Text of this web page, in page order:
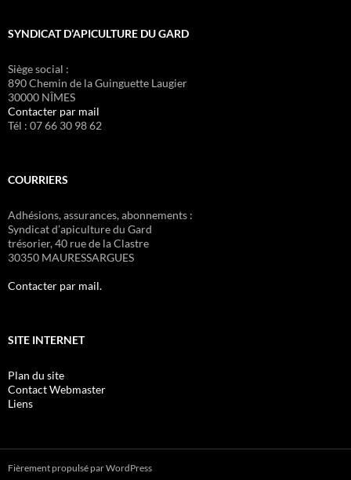
SYNDICAT D’APICULTURE DU GARD
Siège social :
890 Chemin de la Guinguette Laugier
30000 NÎMES
Contacter par mail
Tél : 07 66 30 98 62
COURRIERS
Adhésions, assurances, abonnements :
Syndicat d’apiculture du Gard
trésorier, 40 rue de la Clastre
30350 MAURESSARGUES
Contacter par mail.
SITE INTERNET
Plan du site
Contact Webmaster
Liens
Fièrement propulsé par WordPress